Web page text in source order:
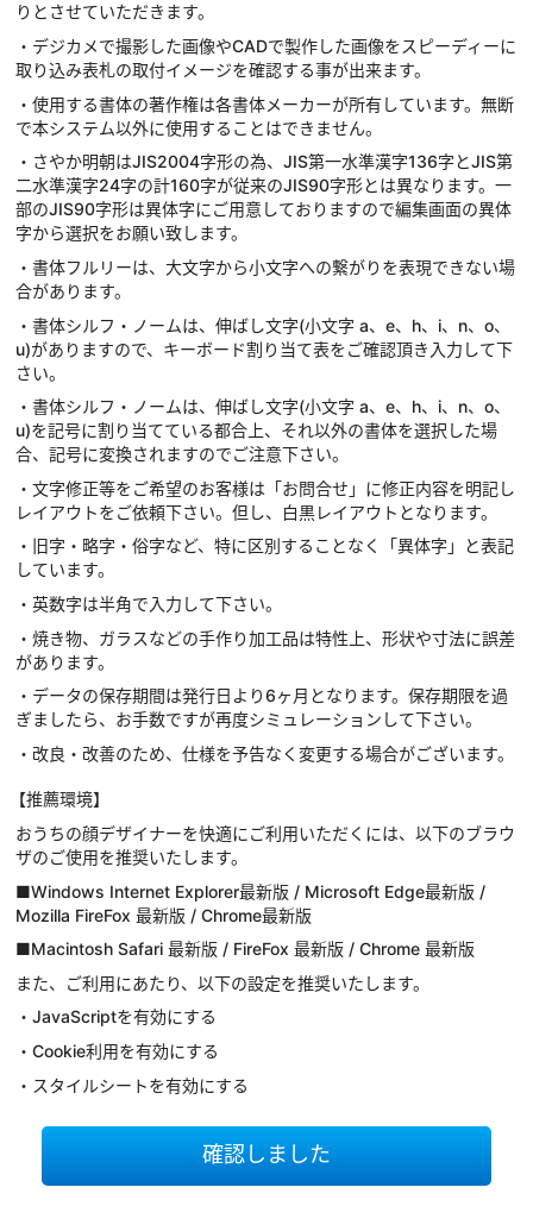
りとさせていただきます。
・デジカメで撮影した画像やCADで製作した画像をスピーディーに
取り込み表札の取付イメージを確認する事が出来ます。
・使用する書体の著作権は各書体メーカーが所有しています。無断
で本システム以外に使用することはできません。
・さやか明朝はJIS2004字形の為、JIS第一水準漢字136字とJIS第
二水準漢字24字の計160字が従来のJIS90字形とは異なります。一
部のJIS90字形は異体字にご用意しておりますので編集画面の異体
字から選択をお願い致します。
・書体フルリーは、大文字から小文字への繋がりを表現できない場
合があります。
・書体シルフ・ノームは、伸ばし文字(小文字 a、e、h、i、n、o、
u)がありますので、キーボード割り当て表をご確認頂き入力して下
さい。
・書体シルフ・ノームは、伸ばし文字(小文字 a、e、h、i、n、o、
u)を記号に割り当てている都合上、それ以外の書体を選択した場
合、記号に変換されますのでご注意下さい。
・文字修正等をご希望のお客様は「お問合せ」に修正内容を明記し
レイアウトをご依頼下さい。但し、白黒レイアウトとなります。
・旧字・略字・俗字など、特に区別することなく「異体字」と表記
しています。
・英数字は半角で入力して下さい。
・焼き物、ガラスなどの手作り加工品は特性上、形状や寸法に誤差
があります。
・データの保存期間は発行日より6ヶ月となります。保存期限を過
ぎましたら、お手数ですが再度シミュレーションして下さい。
・改良・改善のため、仕様を予告なく変更する場合がございます。
【推薦環境】
おうちの顔デザイナーを快適にご利用いただくには、以下のブラウ
ザのご使用を推奨いたします。
■Windows Internet Explorer最新版 / Microsoft Edge最新版 /
Mozilla FireFox 最新版 / Chrome最新版
■Macintosh Safari 最新版 / FireFox 最新版 / Chrome 最新版
また、ご利用にあたり、以下の設定を推奨いたします。
・JavaScriptを有効にする
・Cookie利用を有効にする
・スタイルシートを有効にする
確認しました